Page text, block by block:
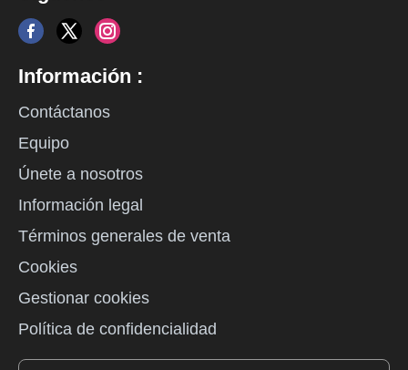
Información :
Contáctanos
Equipo
Únete a nosotros
Información legal
Términos generales de venta
Cookies
Gestionar cookies
Política de confidencialidad